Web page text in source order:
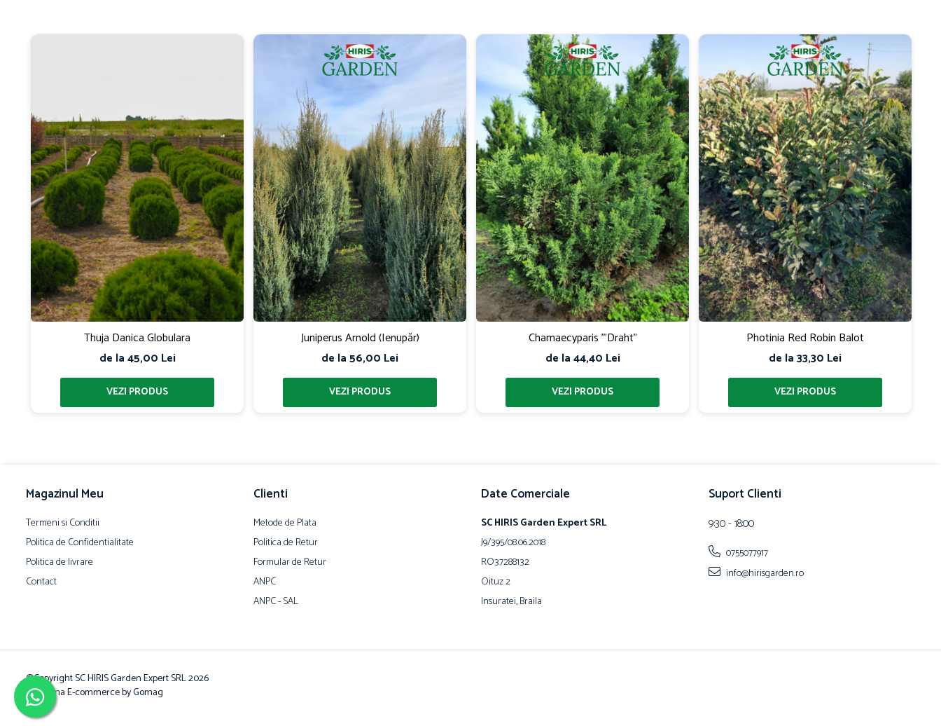
Thuja Danica Globulara
de la 45,00 Lei
Juniperus Arnold (Ienupăr)
de la 56,00 Lei
Chamaecyparis '"Draht"
de la 44,40 Lei
Photinia Red Robin Balot
de la 33,30 Lei
Magazinul Meu
Termeni si Conditii
Politica de Confidentialitate
Politica de livrare
Contact
Clienti
Metode de Plata
Politica de Retur
Formular de Retur
ANPC
ANPC - SAL
Date Comerciale
SC HIRIS Garden Expert SRL
J9/395/08.06.2018
RO37288132
Oituz 2
Insuratei, Braila
Suport Clienti
9:30 - 18:00
0755077917
info@hirisgarden.ro
©Copyright SC HIRIS Garden Expert SRL 2026
Platforma E-commerce by Gomag